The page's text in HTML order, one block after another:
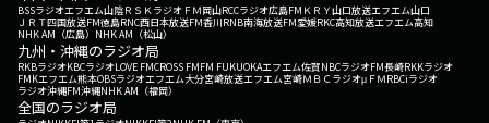
BSSラジオエフエム山陰ＲＳＫラジオ ＦＭ岡山RCCラジオ広島FM ＫＲＹ山口放送エフエム山口
ＪＲＴ四国放送FM徳島RNC西日本放送FM香川RNB南海放送FM愛媛RKC高知放送エフエム高知
NHK AM（広島） NHK AM（松山）
九州・沖縄のラジオ局
RKBラジオKBCラジオLOVE FMCROSS FMFM FUKUOKAエフエム佐賀NBCラジオFM長崎RKKラジオ
FMKエフエム熊本OBSラジオエフエム大分宮崎放送エフエム宮崎ＭＢＣラジオμＦＭRBCiラジオ
ラジオ沖縄FM沖縄NHK AM（福岡）
全国のラジオ局